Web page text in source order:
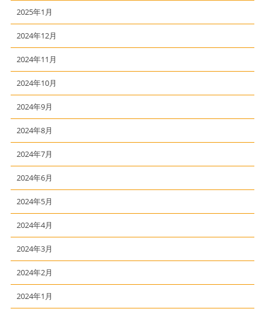
2025年1月
2024年12月
2024年11月
2024年10月
2024年9月
2024年8月
2024年7月
2024年6月
2024年5月
2024年4月
2024年3月
2024年2月
2024年1月